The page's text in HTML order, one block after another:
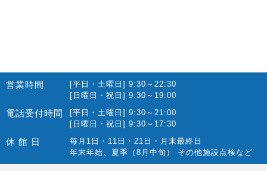
2022.01(10)
2021.12(12)
2021.10(22)
2021.09(10)
営業時間
[平日・土曜日] 9:30～22:30
[日曜日・祝日] 9:30～19:00
電話受付時間
[平日・土曜日] 9:30～21:00
[日曜日・祝日] 9:30～17:30
休 館 日
毎月1日・11日・21日・月末最終日
年末年始、夏季（8月中旬） その他施設点検など